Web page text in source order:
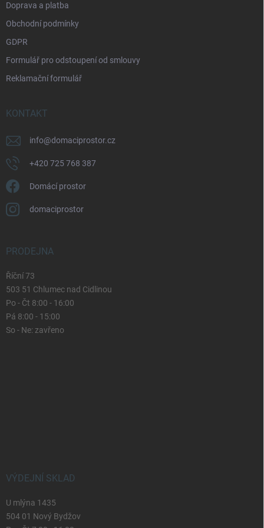
Doprava a platba
Obchodní podmínky
GDPR
Formulář pro odstoupení od smlouvy
Reklamační formulář
KONTAKT
info@domaciprostor.cz
+420 725 768 387
Domácí prostor
domaciprostor
PRODEJNA
Říční 73
503 51 Chlumec nad Cidlinou
Po - Čt 8:00 - 16:00
Pá 8:00 - 15:00
So - Ne: zavřeno
VÝDEJNÍ SKLAD
U mlýna 1435
504 01 Nový Bydžov